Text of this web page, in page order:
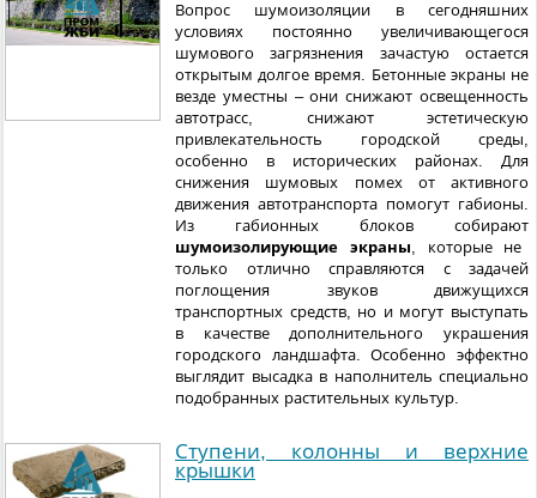
Вопрос шумоизоляции в сегодняшних
условиях постоянно увеличивающегося
шумового загрязнения зачастую остается
открытым долгое время. Бетонные экраны не
везде уместны – они снижают освещенность
автотрасс, снижают эстетическую
привлекательность городской среды,
особенно в исторических районах. Для
снижения шумовых помех от активного
движения автотранспорта помогут габионы.
Из габионных блоков собирают
шумоизолирующие экраны, которые не
только отлично справляются с задачей
поглощения звуков движущихся
транспортных средств, но и могут выступать
в качестве дополнительного украшения
городского ландшафта. Особенно эффектно
выглядит высадка в наполнитель специально
подобранных растительных культур.
Ступени, колонны и верхние
крышки